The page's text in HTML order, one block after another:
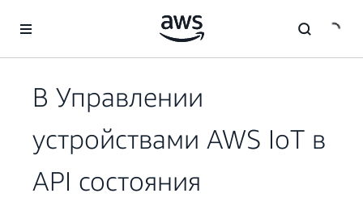
Перейти к главному контенту
В Управлении
устройствами AWS IoT в
API состояния